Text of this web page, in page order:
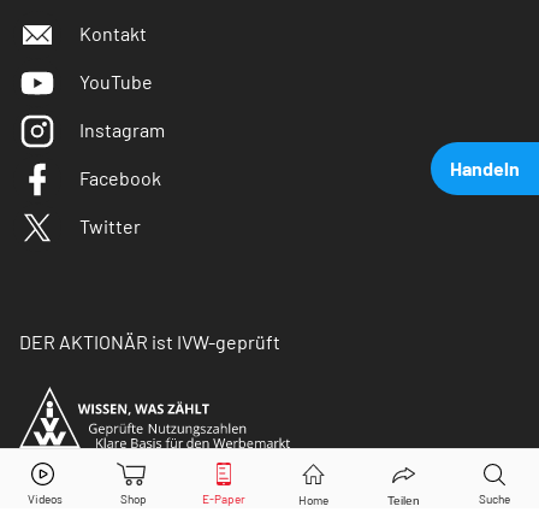
Handeln
Infineon Aktie jetzt handeln?
Kontakt
YouTube
Instagram
Facebook
Twitter
DER AKTIONÄR ist IVW-geprüft